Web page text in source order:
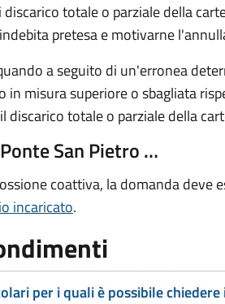
discarico totale o parziale della
pretesa e motivarne
a seguito di un'erronea
in misura superiore o sbagliata
discarico totale o parziale della
San Pietro …
coattiva, la domanda deve
incaricato.
per i quali è possibile